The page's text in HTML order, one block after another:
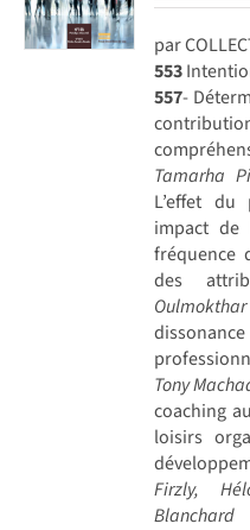
par
553
557-
Tamarha
L’effet
impact
fréquence
des
Tony
coaching
loisirs
Firzly,
Blanchard